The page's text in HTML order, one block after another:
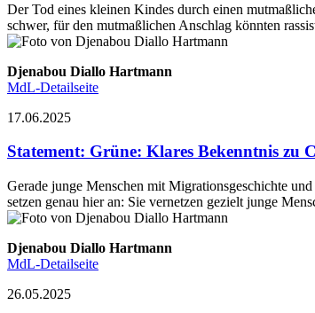
Der Tod eines kleinen Kindes durch einen
schwer, für den mutmaßlichen Anschlag könnten
Djenabou Diallo Hartmann
MdL-Detailseite
17.06.2025
Statement: Grüne: Klares Bekenntnis zu
Gerade junge Menschen mit Migrationsgeschichte
setzen genau hier an: Sie vernetzen gezielt junge
Djenabou Diallo Hartmann
MdL-Detailseite
26.05.2025